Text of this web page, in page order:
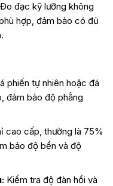
đạc kỹ lưỡng không
hợp, đảm bảo có đủ
phiến tự nhiên hoặc đá
đảm bảo độ phẳng
cao cấp, thường là 75%
bảo độ bền và độ
Kiểm tra độ đàn hồi và